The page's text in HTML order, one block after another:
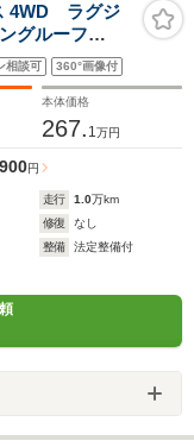
4WD ラグジ
グルーフ
黒ナッパレ
プディスプレ
チAW
相談可 360°画像付
本体価格
267. 1万円
円
走行 1.0万km
修復
なし
整備
法定整備付